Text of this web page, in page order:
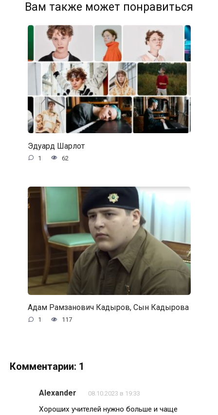
Вам также может понравиться
Эдуард Шарлот
1 62
Адам Рамзанович Кадыров, Сын Кадырова
1 117
Комментарии: 1
Alexander 08.10.2023 в 19:33
Хороших учителей нужно больше и чаще